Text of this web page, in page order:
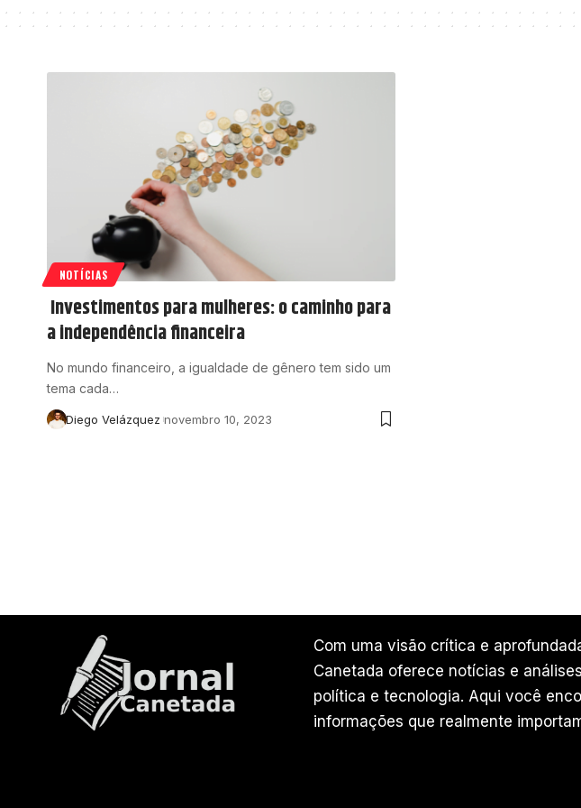
NOTÍCIAS
Investimentos para mulheres: o caminho para
a independência financeira
No mundo financeiro, a igualdade de gênero tem sido um
tema cada…
Diego Velázquez novembro 10, 2023
Com uma visão crítica e
Canetada oferece notícias e
política e tecnologia. Aqui você
informações que realmente